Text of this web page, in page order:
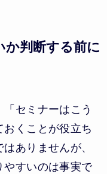
か判断する前に
セミナーはこう
くことが役立ち
ありませんが、
やすいのは事実で